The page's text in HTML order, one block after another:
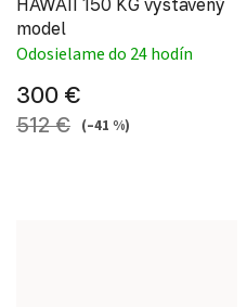
model
Odosielame do 24 hodín
300 €
512 € (–41 %)